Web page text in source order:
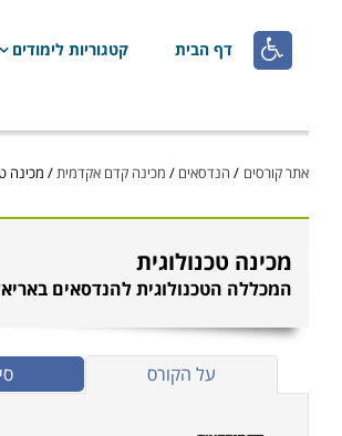
 דף הבית קטגוריות לימודים
אתר קורסים / הנדסאים / מכינה קדם אקדמית/ מכינה
מכינה טכנולוגית
המכללה הטכנולוגית להנדסאים
על הקורס